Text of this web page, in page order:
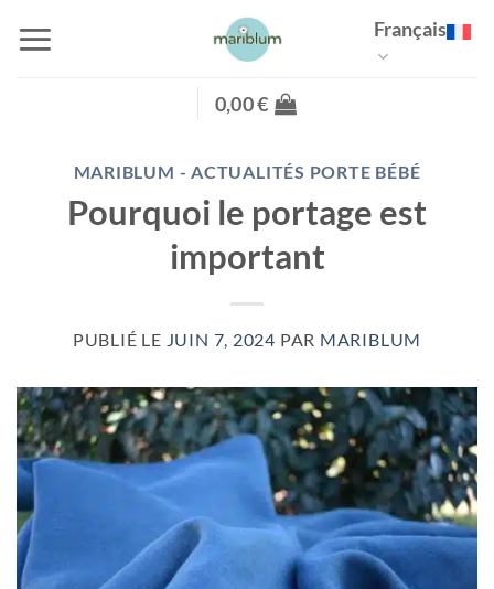
au
Français
0,00€
MARIBLUM - ACTUALITÉS PORTE BÉBÉ
Pourquoi le portage est
important
PUBLIÉ LE JUIN 7, 2024 PAR MARIBLUM